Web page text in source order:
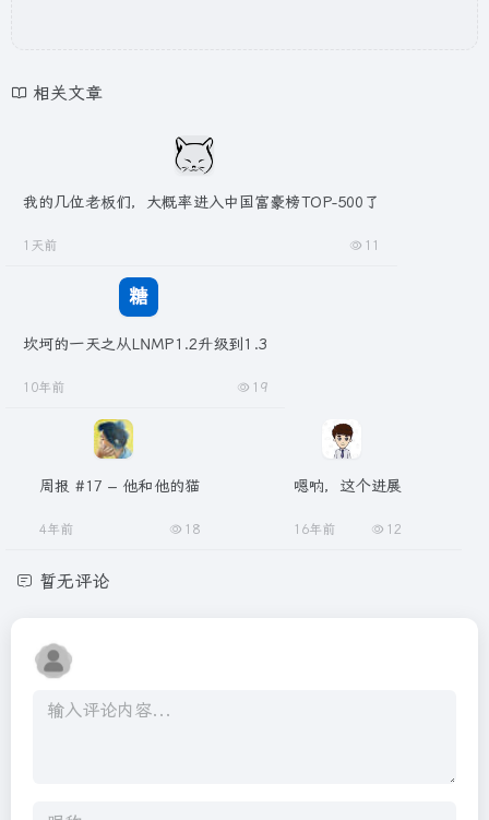
相关文章
我的几位老板们，大概率进入中国富豪榜TOP-500了
1天前 11
坎坷的一天之从LNMP1.2升级到1.3
10年前 19
周报 #17 – 他和他的猫
4年前 18
嗯呐，这个进展
16年前 12
暂无评论